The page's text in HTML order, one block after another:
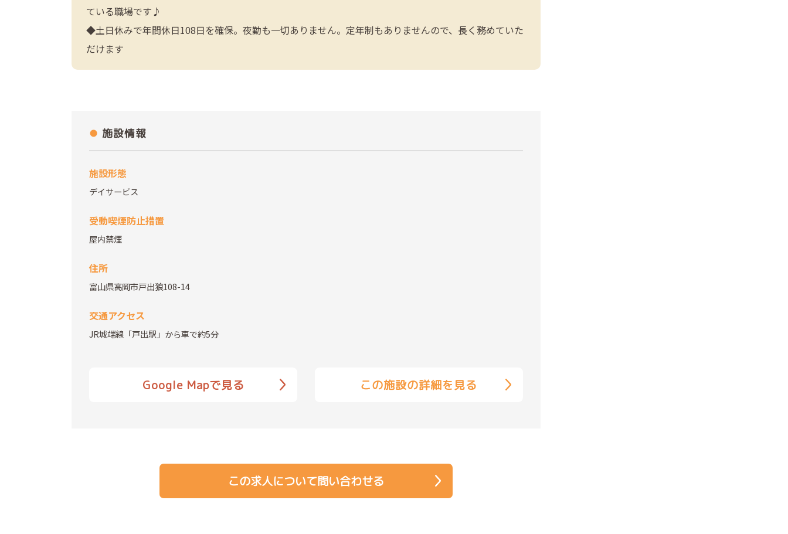
ている職場です♪
◆土日休みで年間休日108日を確保。夜勤も一切ありません。定年制もありませんので、長く務めていた
だけます
施設情報
施設形態
デイサービス
受動喫煙防止措置
屋内禁煙
住所
富山県高岡市戸出狼108-14
交通アクセス
JR城端線「戸出駅」から車で約5分
Google Mapで見る この施設の詳細を見る
この求人について問い合わせる